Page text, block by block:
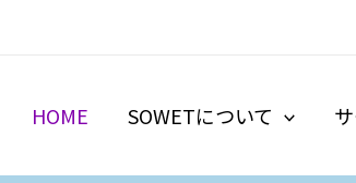
HOME SOWETについて